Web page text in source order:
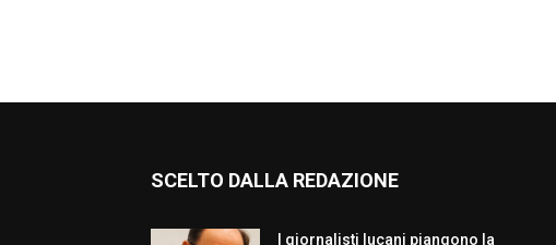
SCELTO DALLA REDAZIONE
I giornalisti lucani piangono la